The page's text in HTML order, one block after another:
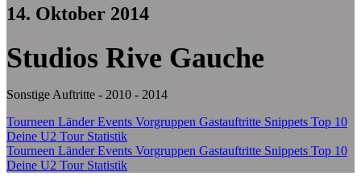
14. Oktober 2014
Studios Rive Gauche
Sonstige Auftritte - 2010 - 2014
Tourneen LänderEvents Vorgruppen Gastauftritte Snippets Top 10
Deine U2 Tour Statistik
Tourneen LänderEvents Vorgruppen Gastauftritte Snippets Top 10
Deine U2 Tour Statistik